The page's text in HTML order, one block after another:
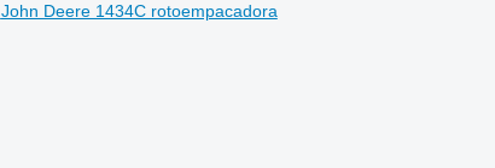
John Deere 1434C rotoempacadora